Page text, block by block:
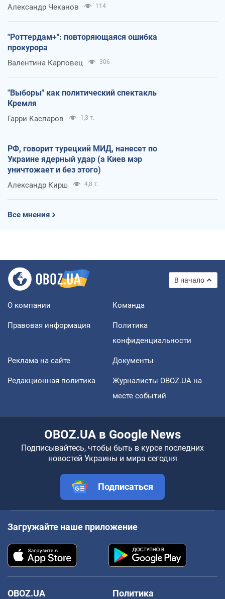
Александр Чеканов 114
"Роттердам+": повторяющаяся ошибка
прокурора
Валентина Карповец 306
"Выборы" как политический спектакль
Кремля
Гарри Каспаров 1,3 т.
РФ, говорит турецкий МИД, нанесет по
Украине ядерный удар (а Киев мэр
уничтожает и без этого)
Александр Кирш 4,8 т.
Все мнения
В начало
О компании Команда
Правовая информация
Политика
конфиденциальности
Реклама на сайте Документы
Редакционная политика
Журналисты OBOZ.UA на
месте событий
OBOZ.UA в Google News
Подписывайтесь, чтобы быть в курсе последних
новостей Украины и мира сегодня
Подписаться
Загружайте наше приложение
OBOZ.UA
Политика